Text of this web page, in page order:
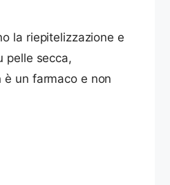
la riepitelizzazione e
pelle secca,
un farmaco e non